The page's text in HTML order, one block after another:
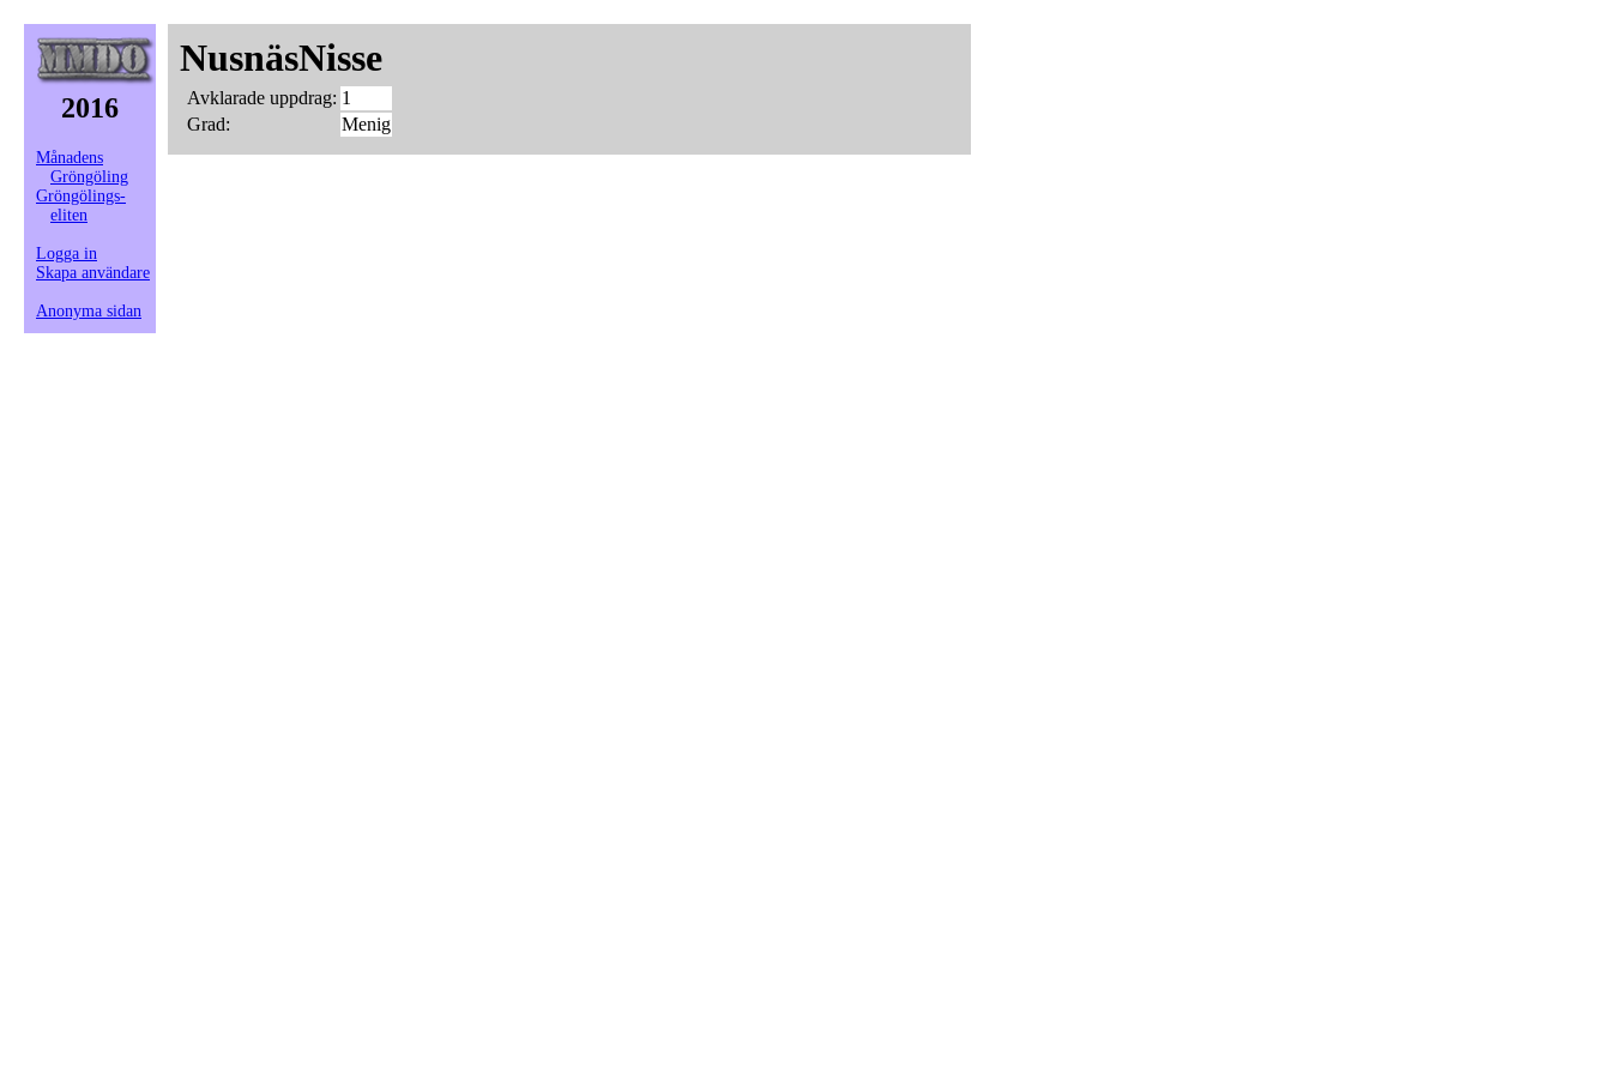
2016
Månadens
Gröngöling
Gröngölings-
eliten
Logga in
Skapa användare
Anonyma sidan
NusnäsNisse
Avklarade uppdrag: 1
Grad:
Menig